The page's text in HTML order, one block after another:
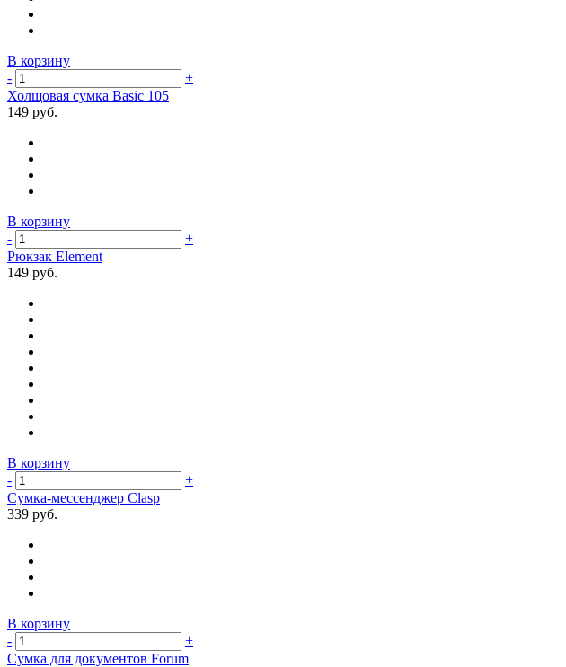
В корзину
-
+
Холщовая сумка Basic 105
149 руб.
В корзину
-
+
Рюкзак Element
149 руб.
В корзину
-
+
Сумка-мессенджер Clasp
339 руб.
В корзину
-
+
Сумка для документов Forum